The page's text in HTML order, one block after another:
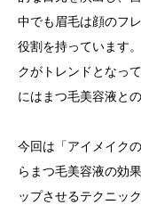
中でも眉毛は顔のフ
役割を持っています
クがトレンドとなっ
にはまつ毛美容液と
今回は「アイメイク
らまつ毛美容液の効
ップさせるテクニッ